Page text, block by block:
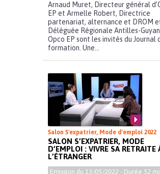
Arnaud Muret, Directeur général
EP et Armelle Robert, Directrice
partenariat, alternance et DROM
Déléguée Régionale Antilles-
Opco EP sont les invités du Journal
formation. Une...
Salon S'expatrier, Mode d'emploi 2022
SALON S’EXPATRIER, MODE
D’EMPLOI : VIVRE SA RETRAITE
L’ÉTRANGER
Emission du 13/05/2022 - Durée 52